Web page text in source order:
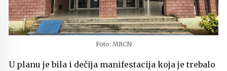
Foto: MRCN
U planu je bila i dečija manifestacija koja je trebalo